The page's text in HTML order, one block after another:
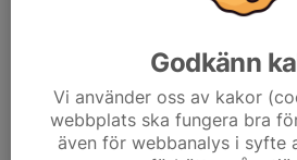
Godkänn
Vi använder oss av kakor
webbplats ska fungera bra
även för webbanalys i syfte